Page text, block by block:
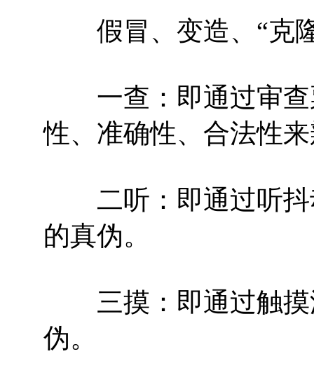
假冒、变造、“克隆
一查：即通过审查
性、准确性、合法性
二听：即通过听抖
的真伪。
三摸：即通过触摸
伪。